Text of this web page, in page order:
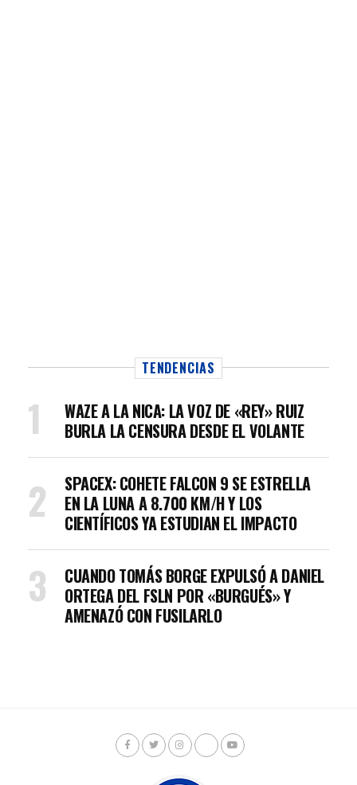
TENDENCIAS
WAZE A LA NICA: LA VOZ DE «REY» RUIZ
BURLA LA CENSURA DESDE EL VOLANTE
SPACEX: COHETE FALCON 9 SE ESTRELLA
EN LA LUNA A 8.700 KM/H Y LOS
CIENTÍFICOS YA ESTUDIAN EL IMPACTO
CUANDO TOMÁS BORGE EXPULSÓ A DANIEL
ORTEGA DEL FSLN POR «BURGUÉS» Y
AMENAZÓ CON FUSILARLO